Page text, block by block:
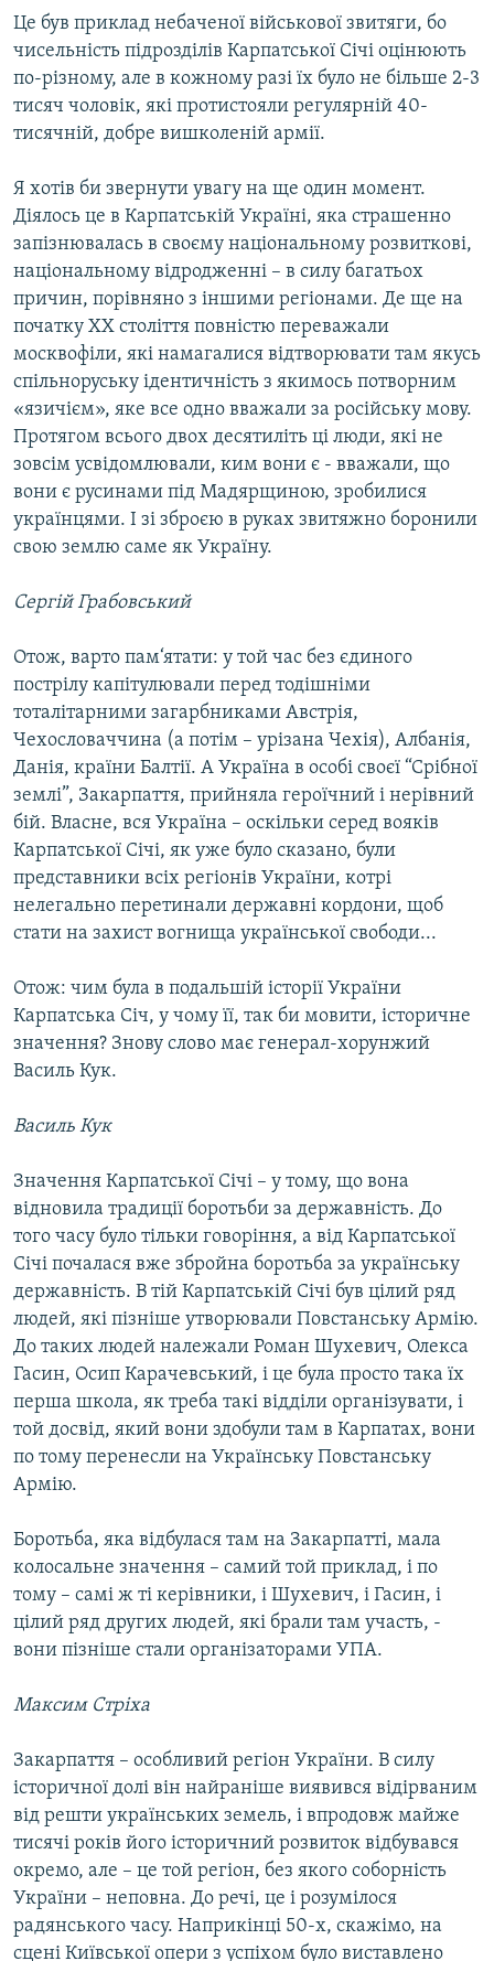
Це був приклад небаченої військової звитяги, бо
чисельність підрозділів Карпатської Січі оцінюють
по-різному, але в кожному разі їх було не більше 2-3
тисяч чоловік, які протистояли регулярній 40-
тисячній, добре вишколеній армії.
Я хотів би звернути увагу на ще один момент.
Діялось це в Карпатській Україні, яка страшенно
запізнювалась в своєму національному розвиткові,
національному відродженні – в силу багатьох
причин, порівняно з іншими регіонами. Де ще на
початку XX століття повністю переважали
москвофіли, які намагалися відтворювати там якусь
спільноруську ідентичність з якимось потворним
«язичієм», яке все одно вважали за російську мову.
Протягом всього двох десятиліть ці люди, які не
зовсім усвідомлювали, ким вони є - вважали, що
вони є русинами під Мадярщиною, зробилися
українцями. І зі зброєю в руках звитяжно боронили
свою землю саме як Україну.
Сергій Грабовський
Отож, варто пам‘ятати: у той час без єдиного
пострілу капітулювали перед тодішніми
тоталітарними загарбниками Австрія,
Чехословаччина (а потім – урізана Чехія), Албанія,
Данія, країни Балтії. А Україна в особі своєї “Срібної
землі”, Закарпаття, прийняла героїчний і нерівний
бій. Власне, вся Україна – оскільки серед вояків
Карпатської Січі, як уже було сказано, були
представники всіх регіонів України, котрі
нелегально перетинали державні кордони, щоб
стати на захист вогнища української свободи...
Отож: чим була в подальшій історії України
Карпатська Січ, у чому її, так би мовити, історичне
значення? Знову слово має генерал-хорунжий
Василь Кук.
Василь Кук
Значення Карпатської Січі – у тому, що вона
відновила традиції боротьби за державність. До
того часу було тільки говоріння, а від Карпатської
Січі почалася вже збройна боротьба за українську
державність. В тій Карпатській Січі був цілий ряд
людей, які пізніше утворювали Повстанську Армію.
До таких людей належали Роман Шухевич, Олекса
Гасин, Осип Карачевський, і це була просто така їх
перша школа, як треба такі відділи організувати, і
той досвід, який вони здобули там в Карпатах, вони
по тому перенесли на Українську Повстанську
Армію.
Боротьба, яка відбулася там на Закарпатті, мала
колосальне значення – самий той приклад, і по
тому – самі ж ті керівники, і Шухевич, і Гасин, і
цілий ряд других людей, які брали там участь, -
вони пізніше стали організаторами УПА.
Максим Стріха
Закарпаття – особливий регіон України. В силу
історичної долі він найраніше виявився відірваним
від решти українських земель, і впродовж майже
тисячі років його історичний розвиток відбувався
окремо, але – це той регіон, без якого соборність
України – неповна. До речі, це і розумілося
радянського часу. Наприкінці 50-х, скажімо, на
сцені Київської опери з успіхом було виставлено